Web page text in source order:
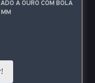
A OURO COM BOLA